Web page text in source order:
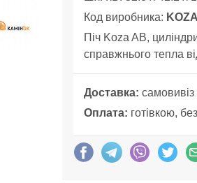
Код виробника:
Піч Koza AB,
справжнього тепла
Доставка:
Оплата: готівкою,